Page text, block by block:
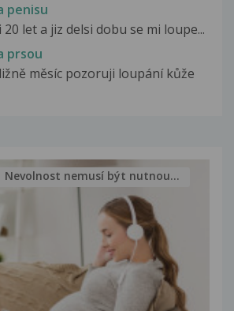
penisu
let a jiz delsi dobu se mi loupe...
prsou
měsíc pozoruji loupání kůže
Nevolnost nemusí být nutnou...